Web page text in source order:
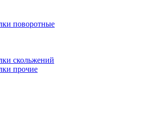
поворотные
скольжений
прочие